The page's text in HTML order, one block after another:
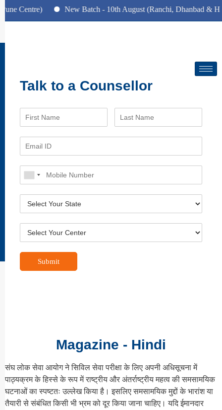
Centre) New Batch - 10th August (Ranchi, Dhanbad &
Talk to a Counsellor
Submit
Magazine - Hindi
संघ लोक सेवा आयोग ने सिविल सेवा परीक्षा के लिए अपनी अधिसूचना में
पाठ्यक्रम के हिस्से के रूप में राष्ट्रीय और अंतर्राष्ट्रीय महत्व की समसामयिक
घटनाओं का स्पष्टतः उल्लेख किया है। इसलिए समसामयिक मुद्दों के भारांश या
तैयारी से संबंधित किसी भी भ्रम को दूर किया जाना चाहिए। यदि ईमानदार